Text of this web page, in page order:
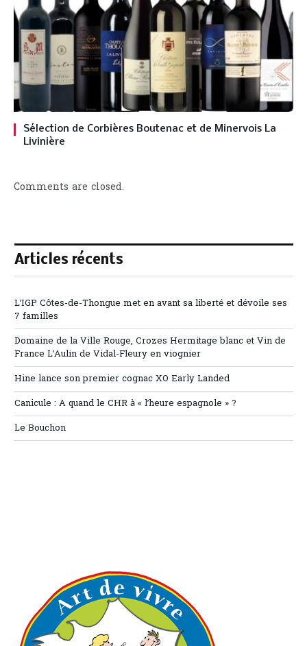
Sélection de Corbières Boutenac et de Minervois La
Livinière
Comments are closed.
Articles récents
L’IGP Côtes-de-Thongue met en avant sa liberté et dévoile ses
7 familles
Domaine de la Ville Rouge, Crozes Hermitage blanc et Vin de
France L’Aulin de Vidal-Fleury en viognier
Hine lance son premier cognac XO Early Landed
Canicule : A quand le CHR à « l’heure espagnole » ?
Le Bouchon